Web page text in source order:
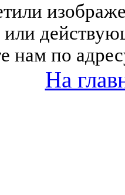
нам по
На